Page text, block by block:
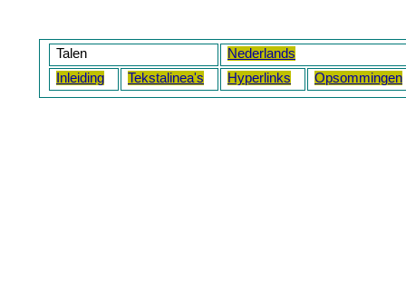
Talen
Nederlands
Inleiding
Tekstalinea's Hyperlinks Opsommingen